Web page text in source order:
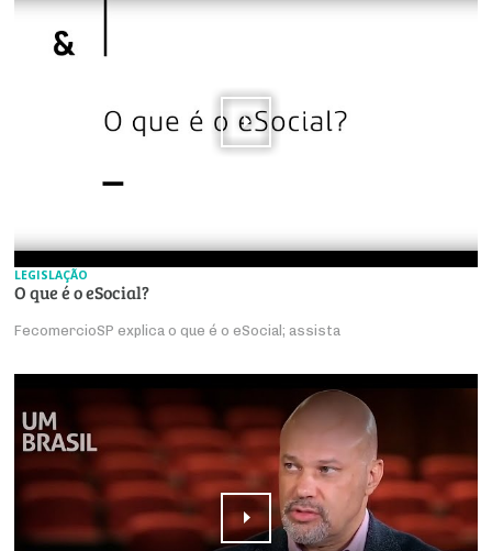
LEGISLAÇÃO
O que é o eSocial?
FecomercioSP explica o que é o eSocial; assista